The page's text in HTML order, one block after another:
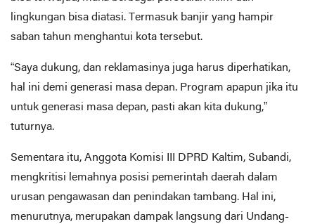
lingkungan bisa diatasi. Termasuk banjir yang hampir
saban tahun menghantui kota tersebut.
“Saya dukung, dan reklamasinya juga harus diperhatikan,
hal ini demi generasi masa depan. Program apapun jika itu
untuk generasi masa depan, pasti akan kita dukung,”
tuturnya.
Sementara itu, Anggota Komisi III DPRD Kaltim, Subandi,
mengkritisi lemahnya posisi pemerintah daerah dalam
urusan pengawasan dan penindakan tambang. Hal ini,
menurutnya, merupakan dampak langsung dari Undang-